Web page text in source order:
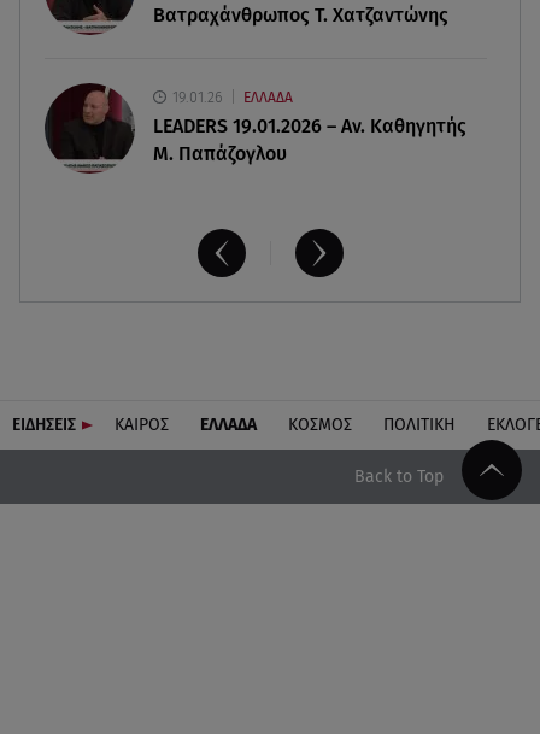
Βατραχάνθρωπος Τ. Χατζαντώνης
19.01.26 ΕΛΛΑΔΑ
LEADERS 19.01.2026 – Αν. Καθηγητής
Μ. Παπάζογλου
ΕΙΔΗΣΕΙΣ ΚΑΙΡΟΣ ΕΛΛΑΔΑ ΚΟΣΜΟΣ ΠΟΛΙΤΙΚΗ
Back to Top